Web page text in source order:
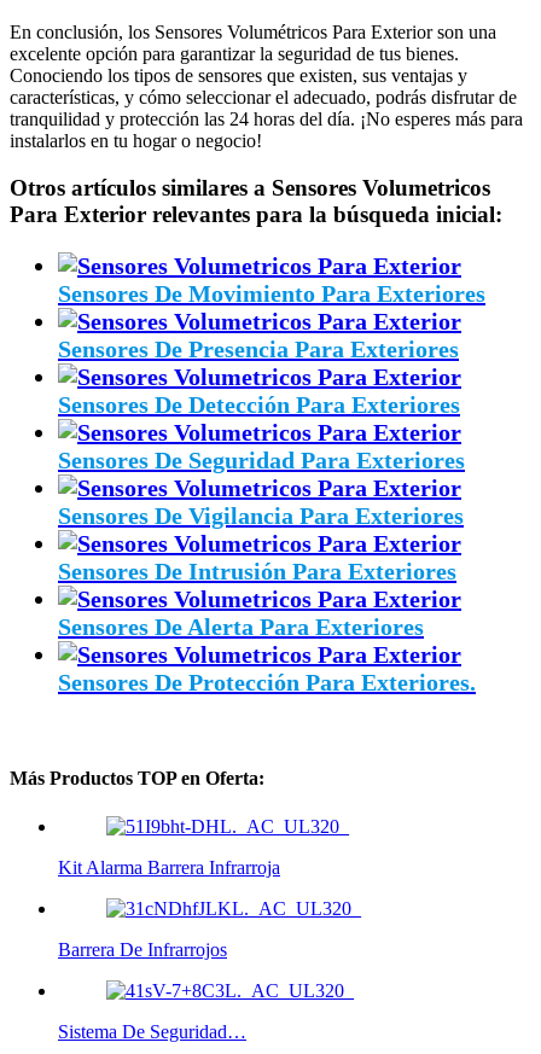
En conclusión, los Sensores Volumétricos Para Exterior son una
excelente opción para garantizar la seguridad de tus bienes.
Conociendo los tipos de sensores que existen, sus ventajas y
características, y cómo seleccionar el adecuado, podrás disfrutar de
tranquilidad y protección las 24 horas del día. ¡No esperes más para
instalarlos en tu hogar o negocio!
Otros artículos similares a Sensores Volumetricos
Para Exterior relevantes para la búsqueda inicial:
Sensores De Movimiento Para Exteriores
Sensores De Presencia Para Exteriores
Sensores De Detección Para Exteriores
Sensores De Seguridad Para Exteriores
Sensores De Vigilancia Para Exteriores
Sensores De Intrusión Para Exteriores
Sensores De Alerta Para Exteriores
Sensores De Protección Para Exteriores.
Más Productos TOP en Oferta:
Kit Alarma Barrera Infrarroja
Barrera De Infrarrojos
Sistema De Seguridad…